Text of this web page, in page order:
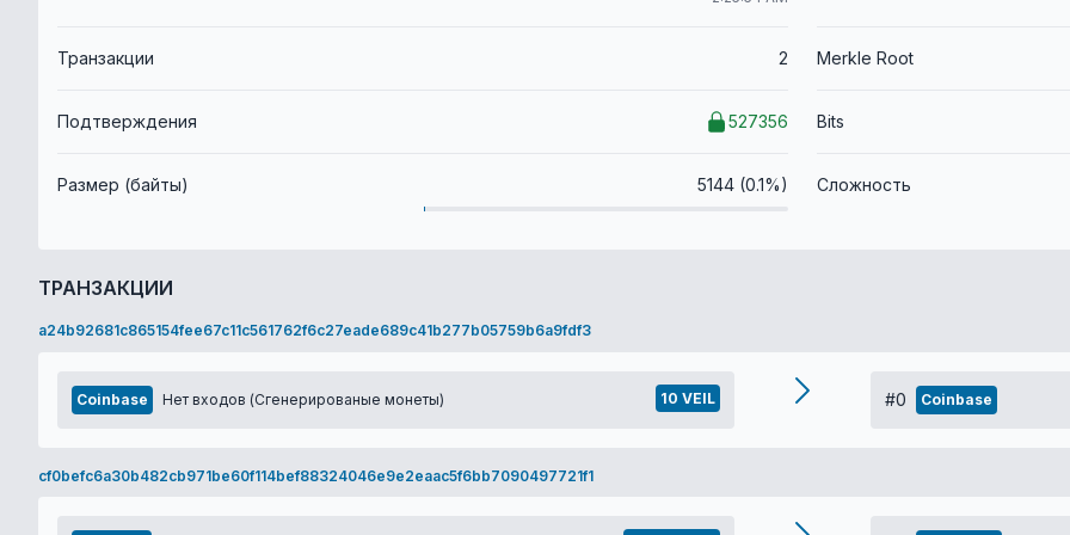
Транзакции 2 Merkle Root
Подтверждения 527356 Bits
Размер (байты) 5144 (0.1%) Сложность
ТРАНЗАКЦИИ
a24b92681c865154fee67c11c561762f6c27eade689c41b277b05759b6a9fdf3
Coinbase Нет входов (Сгенерированые монеты) 10 VEIL #0 Coinbase
cf0befc6a30b482cb971be60f114bef88324046e9e2eaac5f6bb7090497721f1